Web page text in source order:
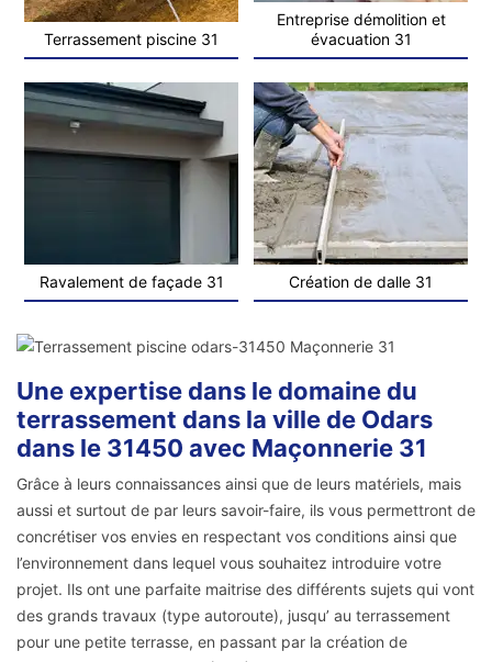
Terrassement piscine 31
Entreprise démolition et
évacuation 31
Ravalement de façade 31 Création de dalle 31
Une expertise dans le domaine du
terrassement dans la ville de Odars
dans le 31450 avec Maçonnerie 31
Grâce à leurs connaissances ainsi que de leurs matériels, mais
aussi et surtout de par leurs savoir-faire, ils vous permettront de
concrétiser vos envies en respectant vos conditions ainsi que
l’environnement dans lequel vous souhaitez introduire votre
projet. Ils ont une parfaite maitrise des différents sujets qui vont
des grands travaux (type autoroute), jusqu’ au terrassement
pour une petite terrasse, en passant par la création de